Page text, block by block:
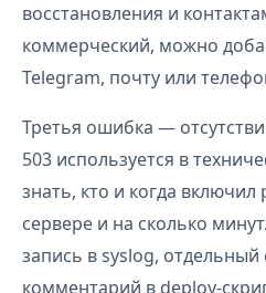
восстановления и
коммерческий, можно
Telegram, почту или
Третья ошибка —
503 используется в
знать, кто и когда
сервере и на сколько
запись в syslog,
комментарий в deploy-